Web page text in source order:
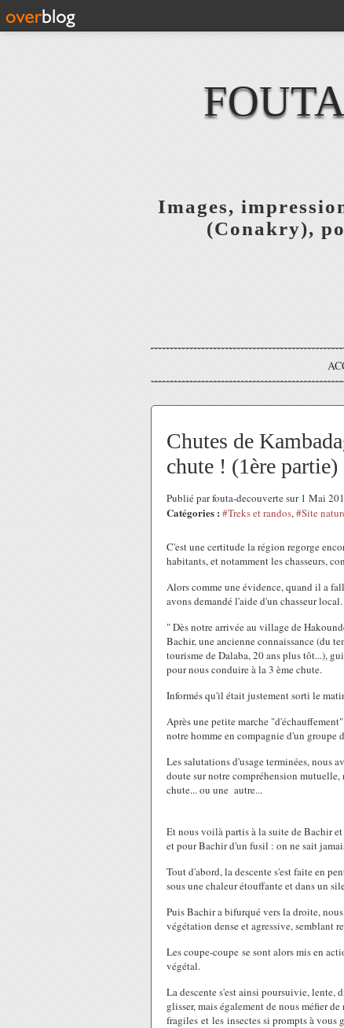
Images,
(Conakry),
Chutes de
chute ! (1ère partie)
Publié par fouta-decouverte sur 1 Mai
Catégories : #Treks et randos,#Site
C'est une certitude la région regorge
habitants, et notamment les chasseurs,
Alors comme une évidence, quand il a
avons demandé l'aide d'un chasseur local.
" Dès notre arrivée au village de
Bachir, une ancienne connaissance (du
tourisme de Dalaba, 20 ans plus tôt...),
pour nous conduire à la 3 ème chute.
Informés qu'il était justement sorti le
Après une petite marche
notre homme en compagnie d'un groupe
Les salutations d'usage terminées, nous
doute sur notre compréhension
chute... ou une autre...
Et nous voilà partis à la suite de Bachir
et pour Bachir d'un fusil : on ne sait
Tout d'abord, la descente s'est faite en
sous une chaleur étouffante et dans un
Puis Bachir a bifurqué vers la droite,
végétation dense et agressive, semblant
Les coupe-coupe se sont alors mis en
végétal.
La descente s'est ainsi poursuivie, lente,
glisser, mais également de nous méfier
fragiles et les insectes si prompts à vous